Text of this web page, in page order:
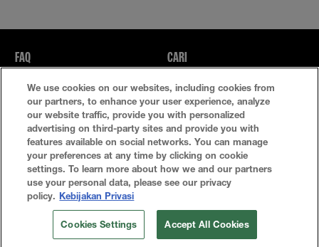
FAQ CARI
Kebijakan Privasi Ketentuan Penggunaan
Atur Cookie
© 2024 Maybelline New York Indonesia All Rights Reserved.
We use cookies on our websites, including cookies from
our partners, to enhance your user experience, analyze
our website traffic, provide you with personalized
advertising on third-party sites and provide you with
features available on social networks. You can manage
your preferences at any time by clicking on cookie
settings. To learn more about how we and our partners
use your personal data, please see our privacy
policy. Kebijakan Privasi
Cookies Settings Accept All Cookies